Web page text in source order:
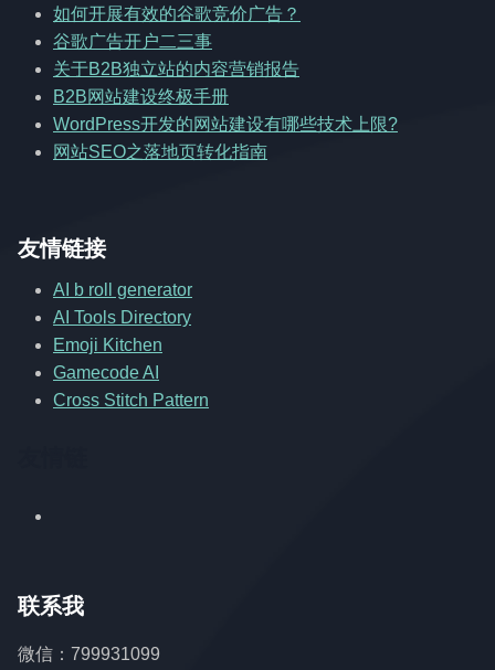
如何开展有效的谷歌竞价广告？
谷歌广告开户二三事
关于B2B独立站的内容营销报告
B2B网站建设终极手册
WordPress开发的网站建设有哪些技术上限?
网站SEO之落地页转化指南
友情链接
AI b roll generator
AI Tools Directory
Emoji Kitchen
Gamecode AI
Cross Stitch Pattern
联系我
微信：799931099